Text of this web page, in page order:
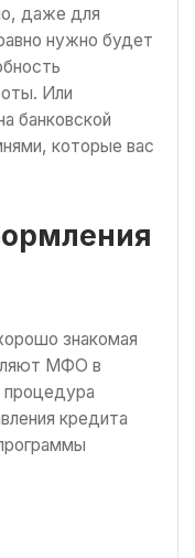
даже для
нужно будет
Или
банковской
которые вас
знакомая
МФО в
процедура
кредита